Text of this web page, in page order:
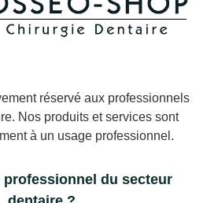
L 3mm
réservé aux professionnels
Nos produits et services sont
à un usage professionnel.
professionnel du secteur